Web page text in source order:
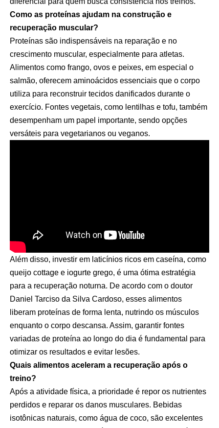
Como as proteínas ajudam na construção e
recuperação muscular?
Proteínas são indispensáveis na reparação e no
crescimento muscular, especialmente para atletas.
Alimentos como frango, ovos e peixes, em especial o
salmão, oferecem aminoácidos essenciais que o corpo
utiliza para reconstruir tecidos danificados durante o
exercício. Fontes vegetais, como lentilhas e tofu, também
desempenham um papel importante, sendo opções
versáteis para vegetarianos ou veganos.
Além disso, investir em laticínios ricos em caseína, como
queijo cottage e iogurte grego, é uma ótima estratégia
para a recuperação noturna. De acordo com o doutor
Daniel Tarciso da Silva Cardoso, esses alimentos
liberam proteínas de forma lenta, nutrindo os músculos
enquanto o corpo descansa. Assim, garantir fontes
variadas de proteína ao longo do dia é fundamental para
otimizar os resultados e evitar lesões.
Quais alimentos aceleram a recuperação após o
treino?
Após a atividade física, a prioridade é repor os nutrientes
perdidos e reparar os danos musculares. Bebidas
isotônicas naturais, como água de coco, são excelentes